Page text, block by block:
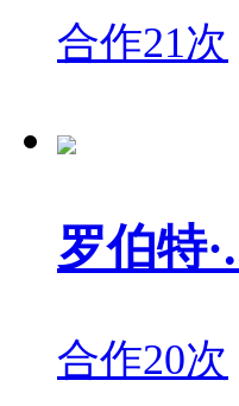
合作21次
罗伯特
合作20次